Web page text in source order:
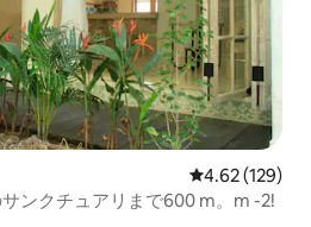
レビュー129
4.62 (129)
ンクチュアリまで600 m。m -2!